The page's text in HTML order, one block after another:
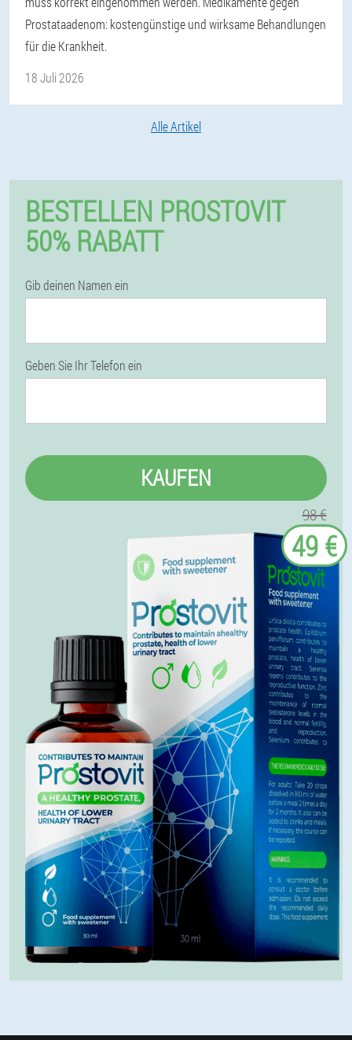
Prostataadenom: kostengünstige und wirksame Behandlungen
für die Krankheit.
18 Juli 2026
Alle Artikel
BESTELLEN PROSTOVIT
50% RABATT
Gib deinen Namen ein
Geben Sie Ihr Telefon ein
KAUFEN
98 €
49 €